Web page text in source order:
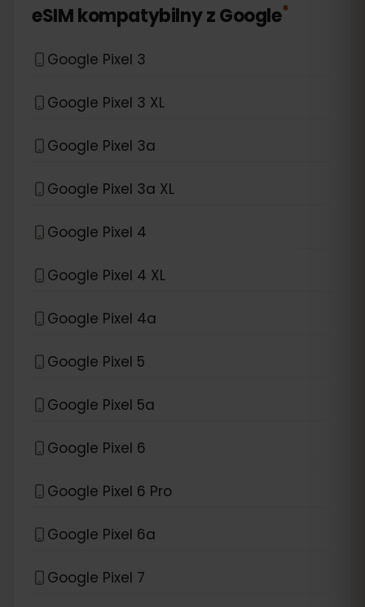
eSIM kompatybilny zGoogle*
Google Pixel 3
Google Pixel 3 XL
Google Pixel 3a
Google Pixel 3a XL
Google Pixel 4
Google Pixel 4 XL
Google Pixel 4a
Google Pixel 5
Google Pixel 5a
Google Pixel 6
Google Pixel 6 Pro
Google Pixel 6a
Google Pixel 7